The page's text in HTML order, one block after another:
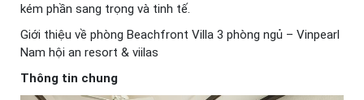
kém phần sang trọng và tinh tế.
Giới thiệu về phòng Beachfront Villa 3 phòng ngủ – Vinpearl
Nam hội an resort & viilas
Thông tin chung